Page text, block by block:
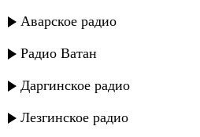
Аварское радио
Радио Ватан
Даргинское радио
Лезгинское радио
Руслан Магомедов -
Руслан Магомедов -